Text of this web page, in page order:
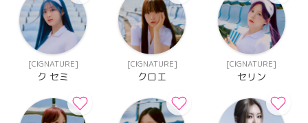
[CIGNATURE]
ク セミ
[CIGNATURE]
クロエ
[CIGNATURE]
セリン